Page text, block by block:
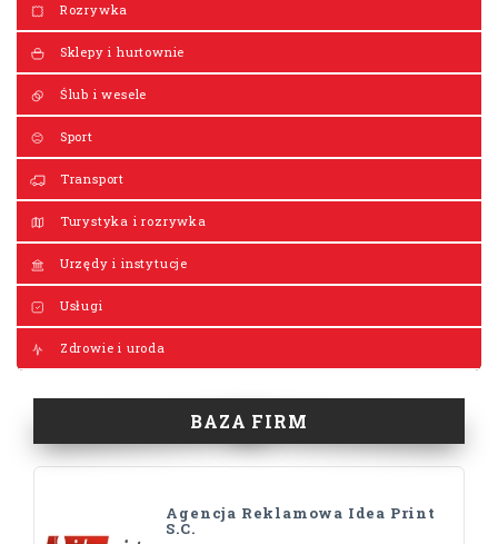
Rozrywka
Sklepy i hurtownie
Ślub i wesele
Sport
Transport
Turystyka i rozrywka
Urzędy i instytucje
Usługi
Zdrowie i uroda
BAZA FIRM
Agencja Reklamowa Idea Print
S.C.